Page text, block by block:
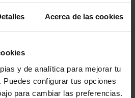
Acerca de las cookies
y de analítica para mejorar tu
Puedes configurar tus opciones
para cambiar las preferencias.
una interpretación acorde
con la Constitución y las